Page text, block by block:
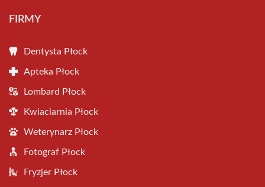
FIRMY
Dentysta Płock
Apteka Płock
Lombard Płock
Kwiaciarnia Płock
Weterynarz Płock
Fotograf Płock
Fryzjer Płock